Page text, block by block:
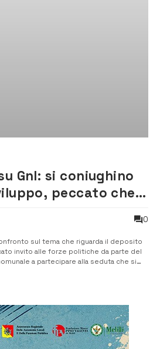
Gnl: si coniughino
peccato che i
0
sul tema che riguarda il deposito
invito alle forze politiche da parte del
a partecipare alla seduta che si
comunale è già espressione...